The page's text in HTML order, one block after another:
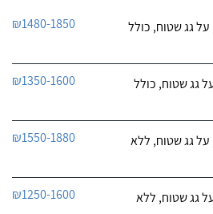
150 ליטר, על גג שטוח, כולל
₪1480-1850
80 ליטר, על גג שטוח, כולל
₪1350-1600
150 ליטר, על גג שטוח, ללא
₪1550-1880
80 ליטר, על גג שטוח, ללא
₪1250-1600